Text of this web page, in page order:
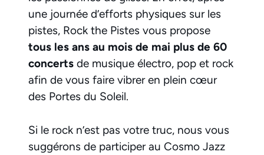
une journée d’efforts physiques sur les
pistes, Rock the Pistes vous propose
tous les ans au mois de mai plus de 60
concerts de musique électro, pop et rock
afin de vous faire vibrer en plein cœur
des Portes du Soleil.
Si le rock n’est pas votre truc, nous vous
suggérons de participer au Cosmo Jazz